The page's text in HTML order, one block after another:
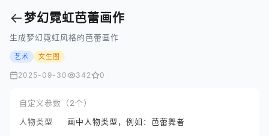
←梦幻霓虹芭蕾画作
生成梦幻霓虹风格的芭蕾画作
艺术 文生图
2025-09-30 342 0
自定义参数（2个）
人物类型
画中人物类型，例如：芭蕾舞者